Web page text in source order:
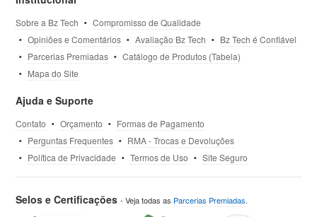
Sobre a Bz Tech
Compromisso de Qualidade
Opiniões e Comentários
Avaliação Bz Tech
Bz Tech é Confiável
Parcerias Premiadas
Catálogo de Produtos (Tabela)
Mapa do Site
Ajuda e Suporte
Contato Orçamento
Formas de Pagamento
Perguntas Frequentes
RMA - Trocas e Devoluções
Política de Privacidade
Termos de Uso Site Seguro
Selos e Certificações- Veja todas as Parcerias Premiadas.